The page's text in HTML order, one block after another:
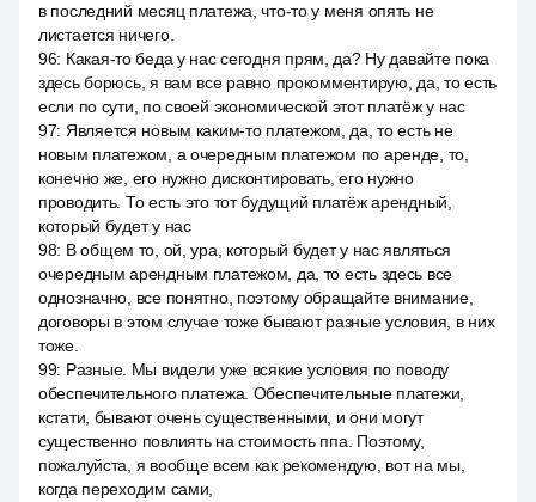
в последний месяц платежа, что-то у меня опять не
листается ничего.
96: Какая-то беда у нас сегодня прям, да? Ну давайте пока
здесь борюсь, я вам все равно прокомментирую, да, то есть
если по сути, по своей экономической этот платёж у нас
97: Является новым каким-то платежом, да, то есть не
новым платежом, а очередным платежом по аренде, то,
конечно же, его нужно дисконтировать, его нужно
проводить. То есть это тот будущий платёж арендный,
который будет у нас
98: В общем то, ой, ура, который будет у нас являться
очередным арендным платежом, да, то есть здесь все
однозначно, все понятно, поэтому обращайте внимание,
договоры в этом случае тоже бывают разные условия, в них
тоже.
99: Разные. Мы видели уже всякие условия по поводу
обеспечительного платежа. Обеспечительные платежи,
кстати, бывают очень существенными, и они могут
существенно повлиять на стоимость ппа. Поэтому,
пожалуйста, я вообще всем как рекомендую, вот на мы,
когда переходим сами,